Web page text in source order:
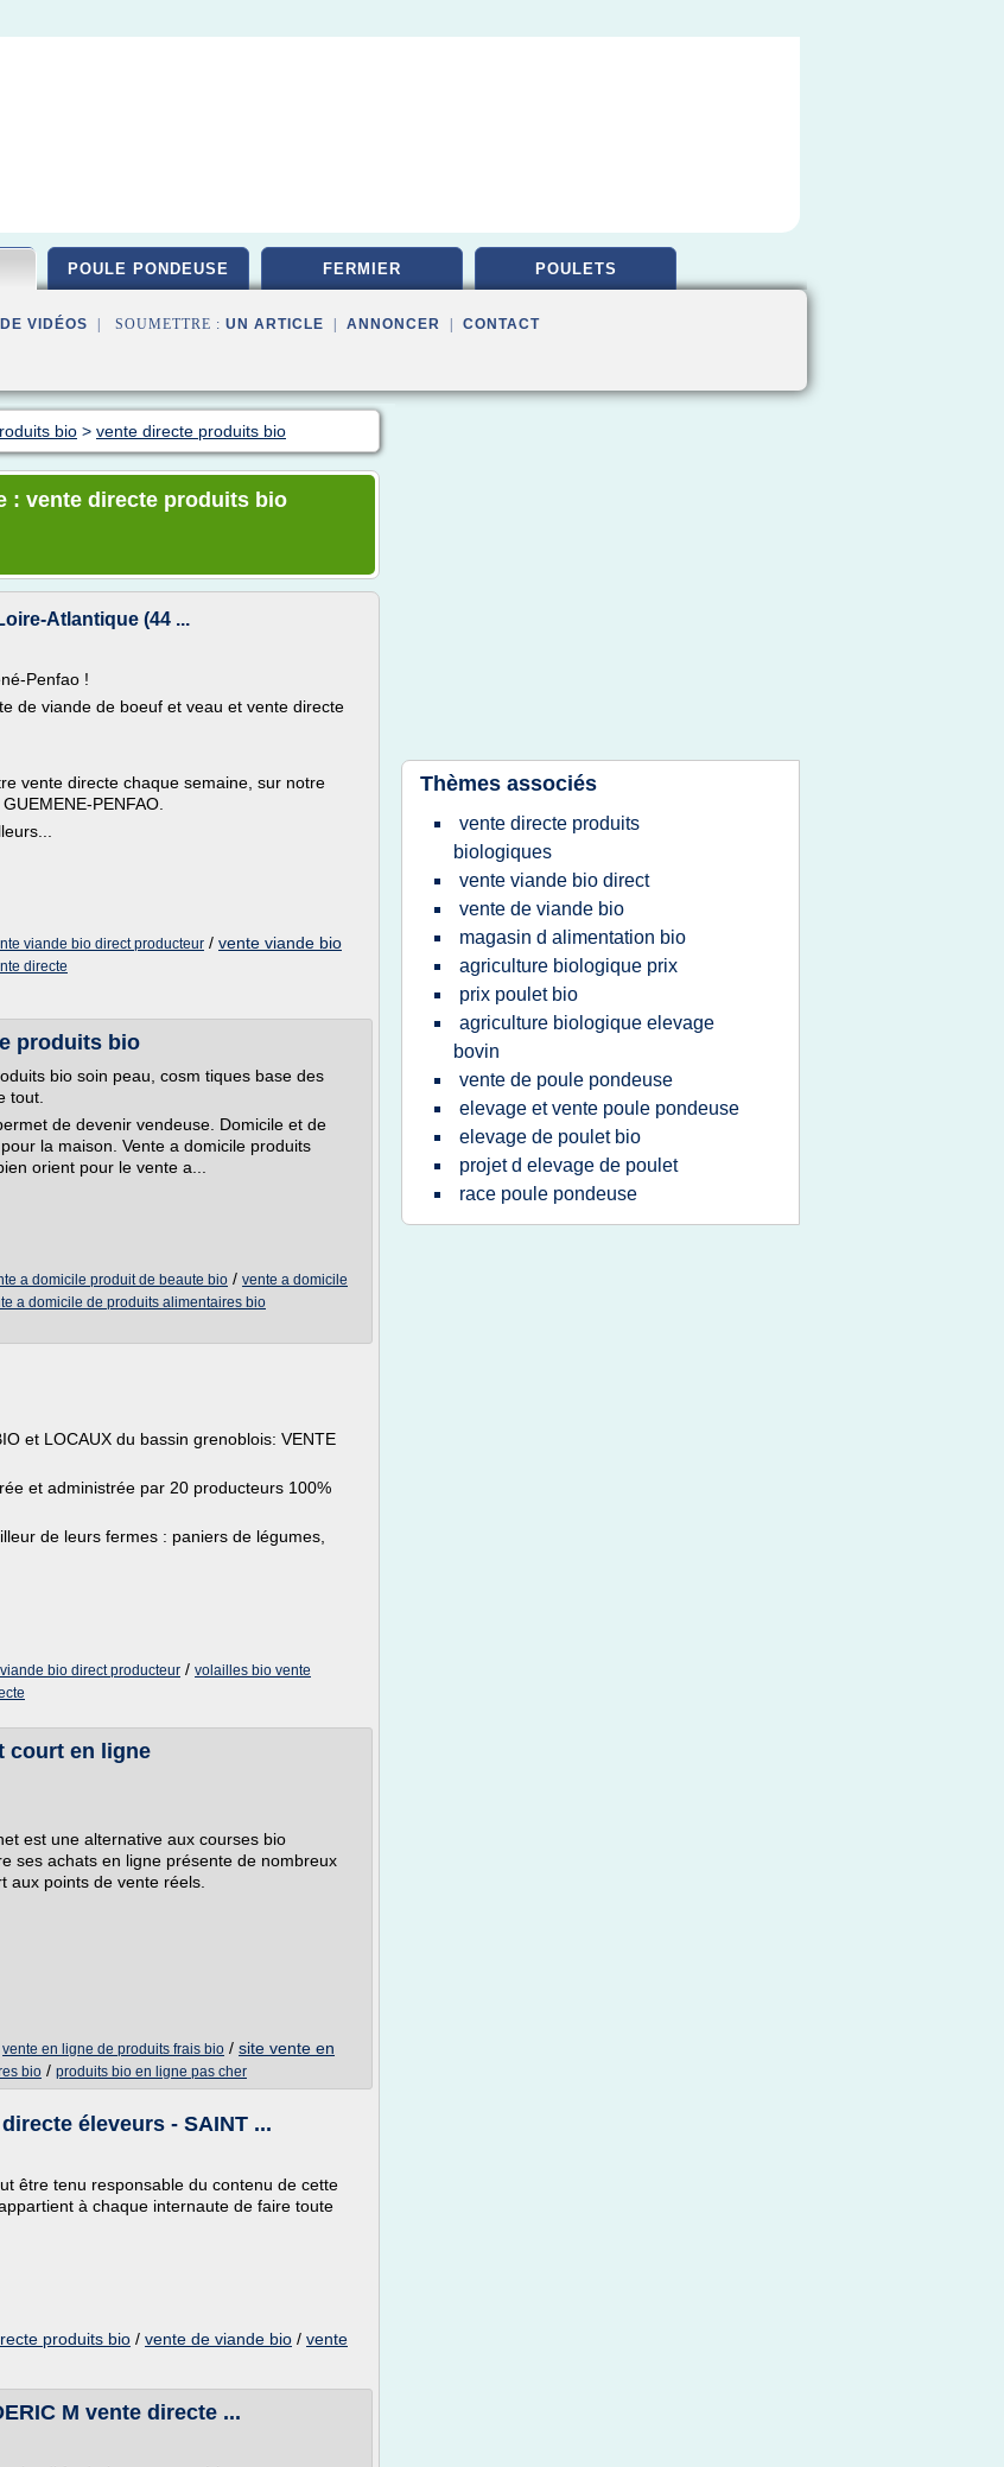
POULE PONDEUSE FERMIER POULETS
VIDÉOS | SOUMETTRE : UN ARTICLE ANNONCER CONTACT
bio > vente directe produits bio
: vente directe produits bio
Atlantique (44 ...
Penfao !
de viande de boeuf et veau et vente directe
vente directe chaque semaine, sur notre
PENFAO.
viande bio direct producteur / vente viande bio
directe
produits bio
bio soin peau, cosm tiques base des
tout.
de devenir vendeuse. Domicile et de
la maison. Vente a domicile produits
orient pour le vente a...
a domicile produit de beaute bio / vente a domicile
a domicile de produits alimentaires bio
et LOCAUX du bassin grenoblois: VENTE
et administrée par 20 producteurs 100%
de leurs fermes : paniers de légumes,
bio direct producteur / volailles bio vente
court en ligne
est une alternative aux courses bio
ses achats en ligne présente de nombreux
aux points de vente réels.
vente en ligne de produits frais bio / site vente en
bio / produits bio en ligne pas cher
éleveurs - SAINT ...
être tenu responsable du contenu de cette
à chaque internaute de faire toute
produits bio / vente de viande bio / vente
M vente directe ...
Thèmes associés
vente directe produits
biologiques
vente viande bio direct
vente de viande bio
magasin d alimentation bio
agriculture biologique prix
prix poulet bio
agriculture biologique elevage
bovin
vente de poule pondeuse
elevage et vente poule pondeuse
elevage de poulet bio
projet d elevage de poulet
race poule pondeuse